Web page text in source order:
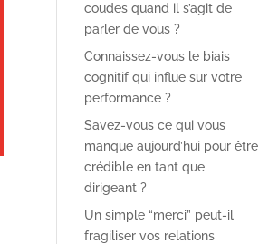
coudes quand il s’agit de
parler de vous ?
Connaissez-vous le biais
cognitif qui influe sur votre
performance ?
Savez-vous ce qui vous
manque aujourd’hui pour être
crédible en tant que
dirigeant ?
Un simple “merci” peut-il
fragiliser vos relations